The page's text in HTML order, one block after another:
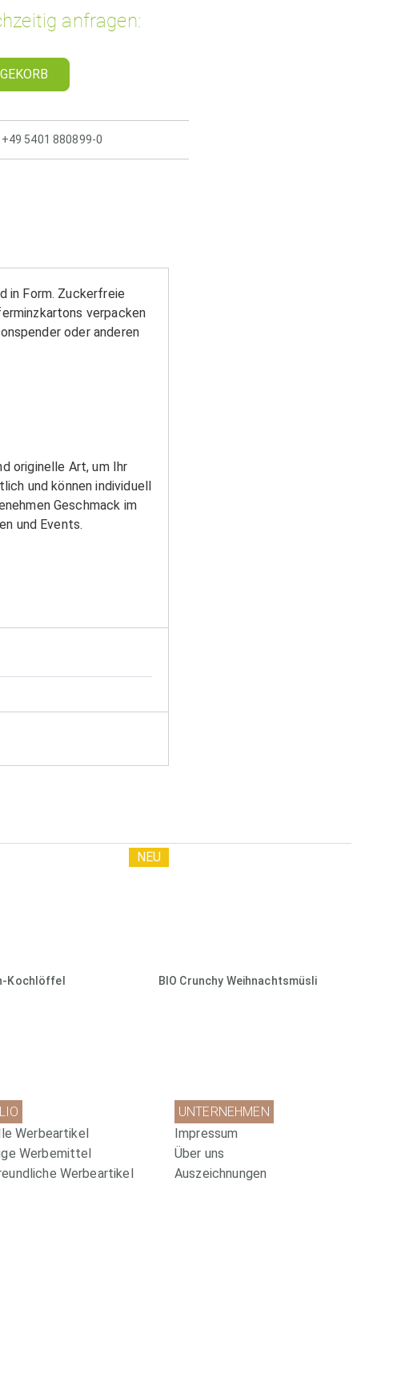
anfragen:
+49 5401 880899-0
in Form. Zuckerfreie
verpacken
oder anderen
originelle Art, um Ihr
und können individuell
Geschmack im
und Events.
Kochlöffel BIO Crunchy Weihnachtsmüsli
NEU
Werbeartikel
Werbemittel
Werbeartikel
UNTERNEHMEN
Impressum
Über uns
Auszeichnungen